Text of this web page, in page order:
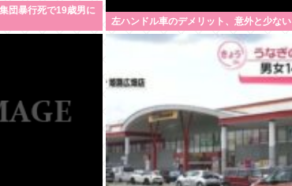
団暴行死で19歳男に
左ハンドル車のデメリット、意外と少ない